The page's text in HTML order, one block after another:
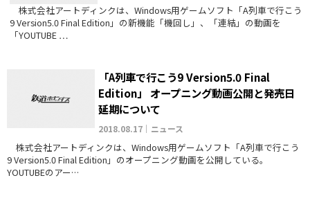
株式会社アートディンクは、Windows用ゲームソフト「A列車で行こう
9 Version5.0 Final Edition」の新機能「機回し」、「連結」の動画を
「YOUTUBE …
「A列車で行こう9 Version5.0 Final
Edition」 オープニング動画公開と発売日
延期について
2018.08.17｜ニュース
株式会社アートディンクは、Windows用ゲームソフト「A列車で行こう
9 Version5.0 Final Edition」のオープニング動画を公開している。
YOUTUBEのアー…